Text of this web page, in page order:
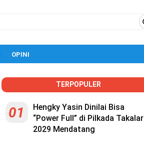
OPINI
TERPOPULER
01
Hengky Yasin Dinilai Bisa
“Power Full” di Pilkada Takalar
2029 Mendatang